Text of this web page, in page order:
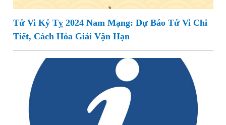
Tử Vi Kỷ Tỵ 2024 Nam Mạng: Dự Báo Tử Vi Chi
Tiết, Cách Hóa Giải Vận Hạn